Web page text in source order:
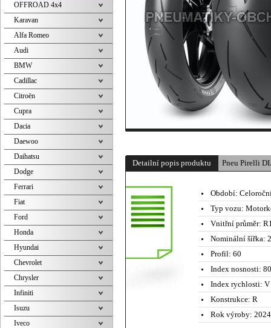
Detailní popis produktu Pneu Pirelli
Období:
Typ vozu:
Vnitřní průměr:
Nominální šířka:
Profil: 60
Index nosnosti:
Index rychlosti: V
Konstrukce: R
Rok výroby:
OFFROAD 4x4
Karavan
Alfa Romeo
Audi
BMW
Cadillac
Citroën
Cupra
Dacia
Daewoo
Daihatsu
Dodge
Ferrari
Fiat
Ford
Honda
Hyundai
Chevrolet
Chrysler
Infiniti
Isuzu
Iveco